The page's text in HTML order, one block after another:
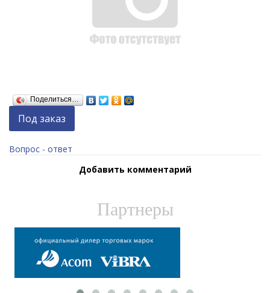
Поделиться…
Под заказ
Вопрос - ответ
Добавить комментарий
Партнеры